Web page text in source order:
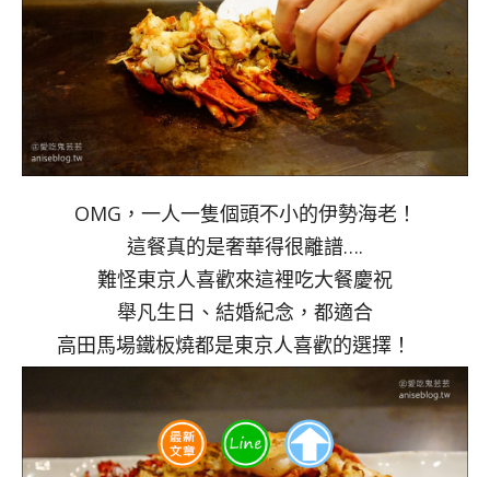
OMG，一人一隻個頭不小的伊勢海老！
這餐真的是奢華得很離譜….
難怪東京人喜歡來這裡吃大餐慶祝
舉凡生日、結婚紀念，都適合
高田馬場鐵板燒都是東京人喜歡的選擇！